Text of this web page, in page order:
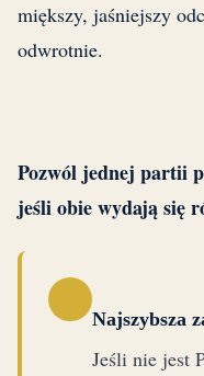
miększy, jaśniejszy
odwrotnie.
Pozwól jednej partii
jeśli obie wydają się
Najszybsza
Jeśli nie jest